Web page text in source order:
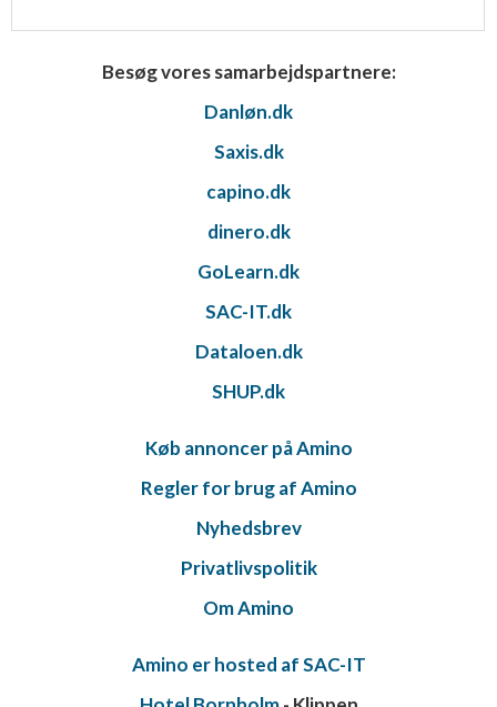
Besøg vores samarbejdspartnere:
Danløn.dk
Saxis.dk
capino.dk
dinero.dk
GoLearn.dk
SAC-IT.dk
Dataloen.dk
SHUP.dk
Køb annoncer på Amino
Regler for brug af Amino
Nyhedsbrev
Privatlivspolitik
Om Amino
Amino er hosted af SAC-IT